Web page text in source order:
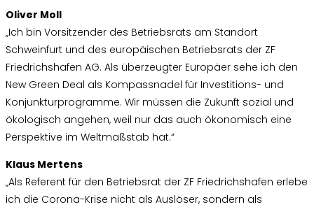
Oliver Moll
„Ich bin Vorsitzender des Betriebsrats am Standort
Schweinfurt und des europäischen Betriebsrats der ZF
Friedrichshafen AG. Als überzeugter Europäer sehe ich den
New Green Deal als Kompassnadel für Investitions- und
Konjunkturprogramme. Wir müssen die Zukunft sozial und
ökologisch angehen, weil nur das auch ökonomisch eine
Perspektive im Weltmaßstab hat.“
Klaus Mertens
„Als Referent für den Betriebsrat der ZF Friedrichshafen erlebe
ich die Corona-Krise nicht als Auslöser, sondern als